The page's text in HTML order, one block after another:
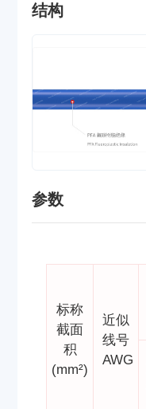
结构
参数
标称
截面
积
(mm²)
近似
线号
AWG